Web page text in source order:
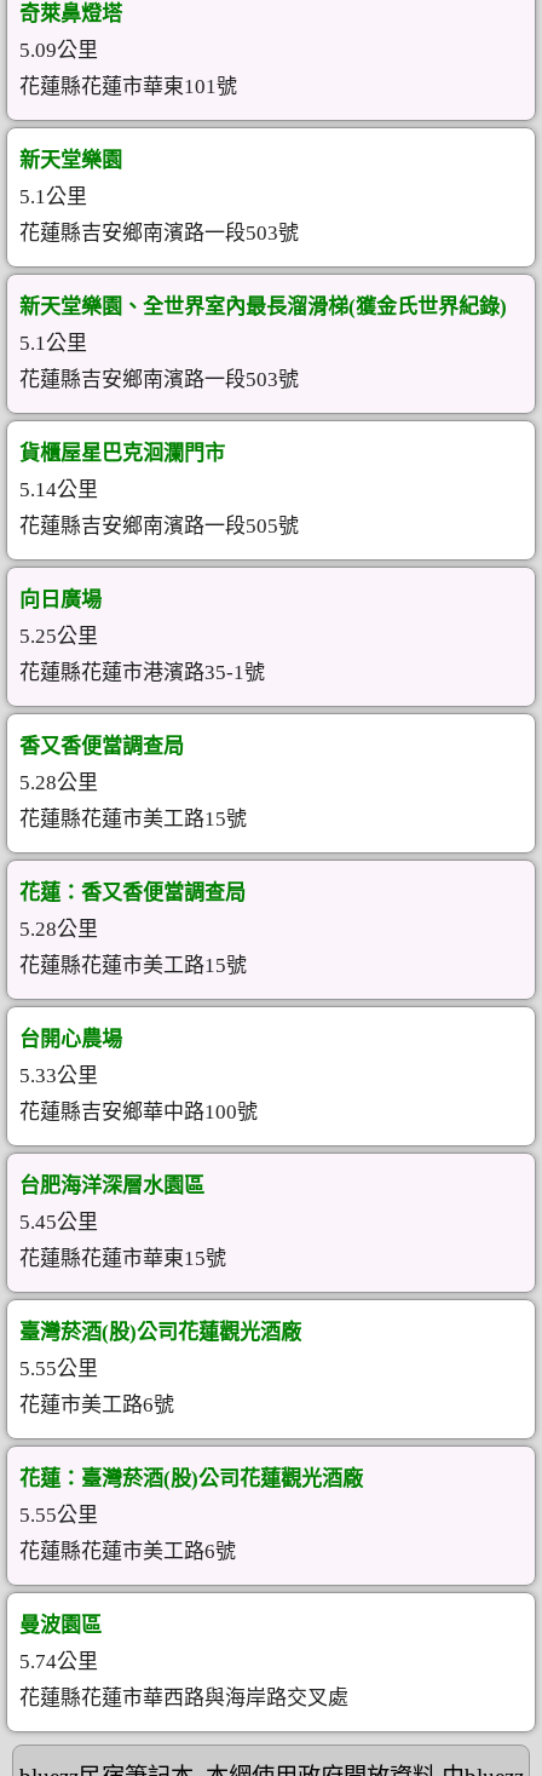
奇萊鼻燈塔
5.09公里
花蓮縣花蓮市華東101號
新天堂樂園
5.1公里
花蓮縣吉安鄉南濱路一段503號
新天堂樂園、全世界室內最長溜滑梯(獲金氏世界紀錄)
5.1公里
花蓮縣吉安鄉南濱路一段503號
貨櫃屋星巴克洄瀾門市
5.14公里
花蓮縣吉安鄉南濱路一段505號
向日廣場
5.25公里
花蓮縣花蓮市港濱路35-1號
香又香便當調查局
5.28公里
花蓮縣花蓮市美工路15號
花蓮：香又香便當調查局
5.28公里
花蓮縣花蓮市美工路15號
台開心農場
5.33公里
花蓮縣吉安鄉華中路100號
台肥海洋深層水園區
5.45公里
花蓮縣花蓮市華東15號
臺灣菸酒(股)公司花蓮觀光酒廠
5.55公里
花蓮市美工路6號
花蓮：臺灣菸酒(股)公司花蓮觀光酒廠
5.55公里
花蓮縣花蓮市美工路6號
曼波園區
5.74公里
花蓮縣花蓮市華西路與海岸路交叉處